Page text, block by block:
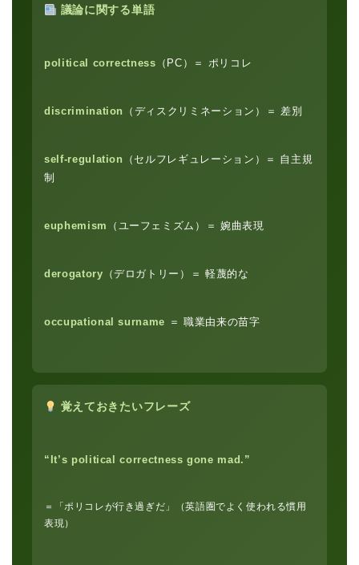
議論に関する単語
political correctness （PC）＝ ポリコレ
discrimination （ディスクリミネーション）＝ 差別
self-regulation
（セルフレギュレーション）＝ 自主規
制
euphemism （ユーフェミズム）＝ 婉曲表現
derogatory （デロガトリー）＝ 軽蔑的な
occupational surname ＝ 職業由来の苗字
覚えておきたいフレーズ
“It’s political correctness gone mad.”
＝「ポリコレが行き過ぎだ」（英語圏でよく使われる慣用
表現）